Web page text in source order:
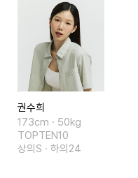
권수희
173cm · 50kg
TOPTEN10
상의S · 하의24